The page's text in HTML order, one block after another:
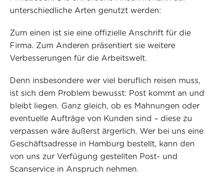
unterschiedliche Arten genutzt werden:
Zum einen ist sie eine offizielle Anschrift für die
Firma. Zum Anderen präsentiert sie weitere
Verbesserungen für die Arbeitswelt.
Denn insbesondere wer viel beruflich reisen muss,
ist sich dem Problem bewusst: Post kommt an und
bleibt liegen. Ganz gleich, ob es Mahnungen oder
eventuelle Aufträge von Kunden sind – diese zu
verpassen wäre äußerst ärgerlich. Wer bei uns eine
Geschäftsadresse in Hamburg bestellt, kann den
von uns zur Verfügung gestellten Post- und
Scanservice in Anspruch nehmen.